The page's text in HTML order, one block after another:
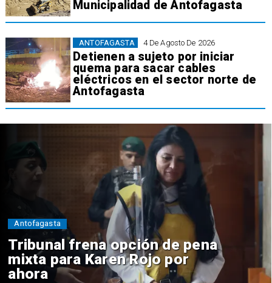
Municipalidad de Antofagasta
4 De Agosto De 2026
Detienen a sujeto por iniciar
quema para sacar cables
eléctricos en el sector norte de
Antofagasta
ANTOFAGASTA
Tribunal frena opción de pena
mixta para Karen Rojo por
ahora
Antofagasta